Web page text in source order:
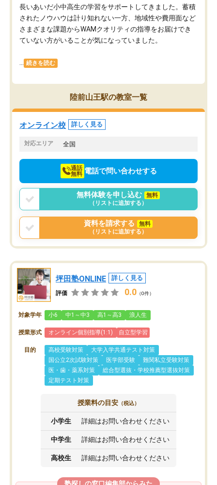
長いあいだ小中高生の学習をサポートしてきました。蓄積
されたノウハウは計り知れない一方、地域性や費用面など
さまざまな課題からWAMクオリティの指導をお届けでき
ていない方がいることが気になっていました。
続きを読む
陸前山王駅の教室一覧
オンライン校 詳しく見る
対応エリア 全国
通話
無料 電話で問い合わせする
無料体験を申し込む
無料
（リストに追加する）
資料を請求する
無料
（リストに追加する）
坪田塾ONLINE 詳しく見る
評価 0.0 （0件）
対象学年 小6 中1～中3 高1～高3 浪人生
授業形式 オンライン個別指導(1:1) 自立型学習
目的 高校受験対策
大学入学共通テスト対策
国公立2次試験対策
医学部受験
難関私立受験対策
医・歯・薬系対策
総合型選抜・学校推薦型選抜対策
定期テスト対策
授業料の目安 （税込）
小学生 詳細はお問い合わせください
中学生 詳細はお問い合わせください
高校生 詳細はお問い合わせください
塾探しの窓口編集部からみた